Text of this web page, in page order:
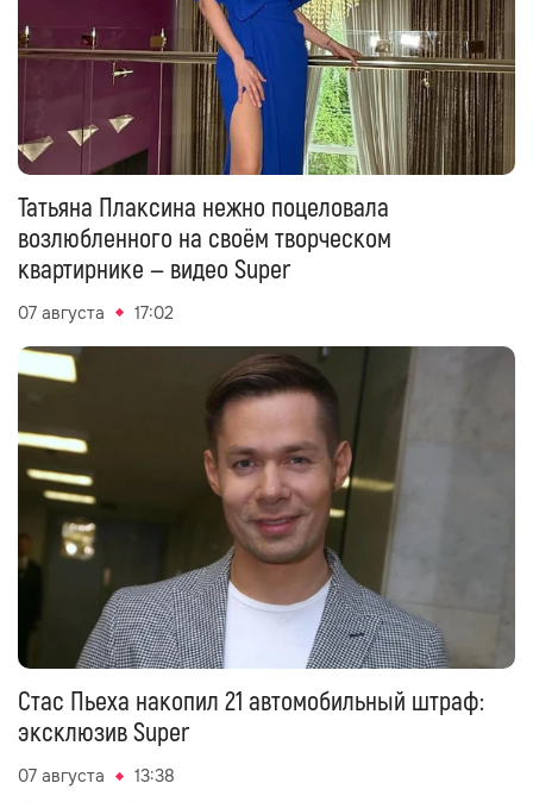
Татьяна Плаксина нежно поцеловала
возлюбленного на своём творческом
квартирнике — видео Super
07 августа 17:02
Стас Пьеха накопил 21 автомобильный штраф:
эксклюзив Super
07 августа 13:38